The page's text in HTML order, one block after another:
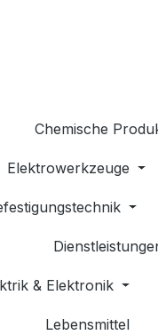
Chemische
Elektrowerkzeuge
& Elektronik
Lebensmittel